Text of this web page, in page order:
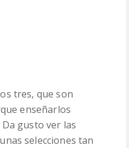
tres, que son
enseñarlos
gusto ver las
selecciones tan